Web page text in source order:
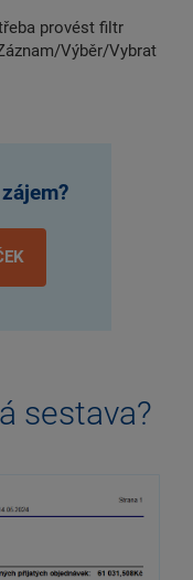
provést filtr
Výběr/Vybrat
sestava?